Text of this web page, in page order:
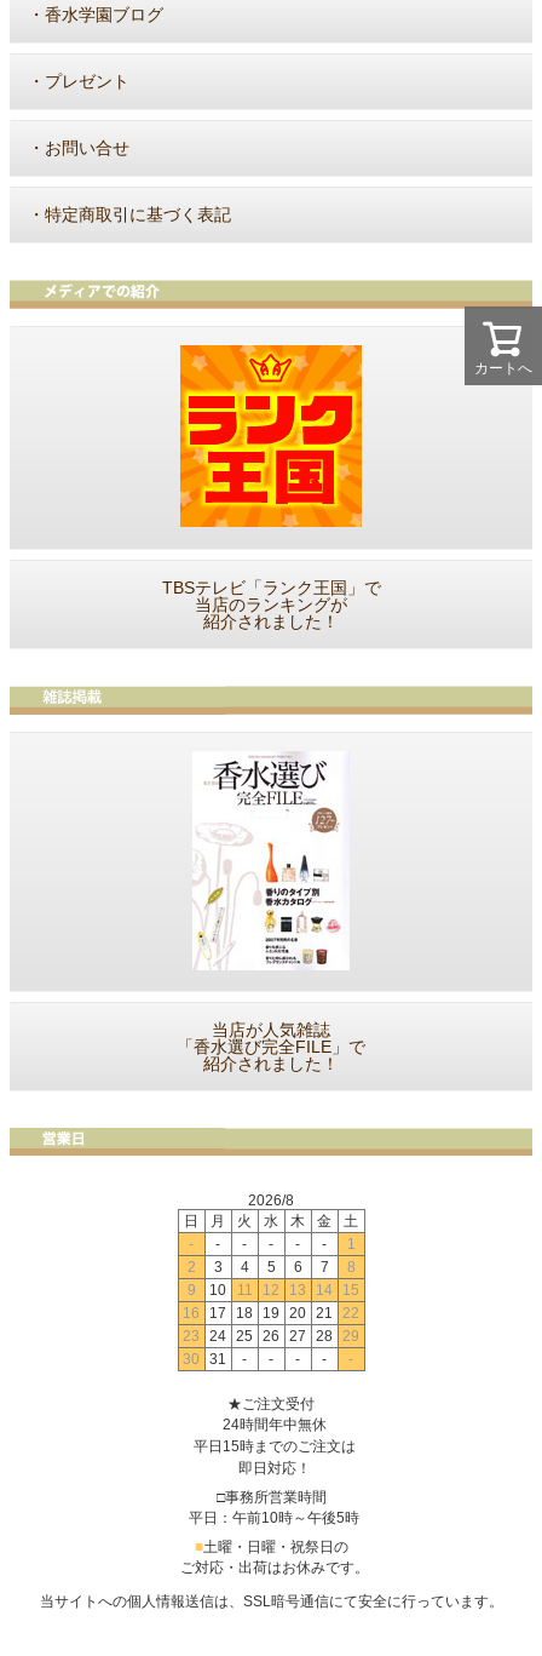
カートへ
・ 香水学園ブログ
・ プレゼント
・ お問い合せ
・ 特定商取引に基づく表記
TBSテレビ「ランク王国」で
当店のランキングが
紹介されました！
当店が人気雑誌
「香水選び完全FILE」で
紹介されました！
2026/8
日
月 火 水 木 金
土
-
- - - - -
1
2
3 4 5 6 7
8
9
10 11 12 13 14
15
16
17 18 19 20 21
22
23
24 25 26 27 28 29
30
31 - - - - -
★ご注文受付
24時間年中無休
平日15時までのご注文は
即日対応！
□事務所営業時間
平日：午前10時～午後5時
■土曜・日曜・祝祭日の
ご対応・出荷はお休みです。
当サイトへの個人情報送信は、SSL暗号通信にて安全に行っています。